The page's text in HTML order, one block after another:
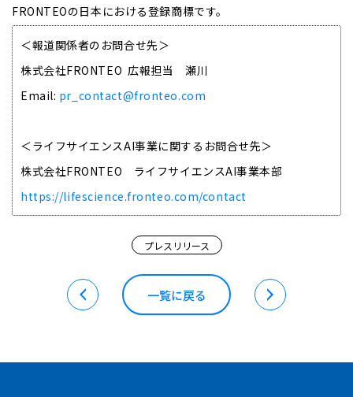
FRONTEOの日本における登録商標です。
＜報道関係者のお問合せ先＞
株式会社FRONTEO 広報担当 瀬川
Email: pr_contact@fronteo.com
＜ライフサイエンスAI事業に関するお問合せ先＞
株式会社FRONTEO ライフサイエンスAI事業本部
https://lifescience.fronteo.com/contact
プレスリリース
一覧に戻る